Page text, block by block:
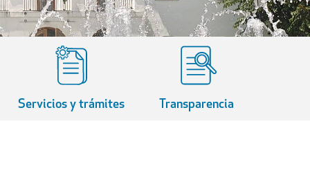
Servicios y trámites Transparencia